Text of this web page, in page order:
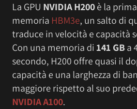
La GPU NVIDIA H200è la
memoria HBM3e, un salto di
traduce in velocità e capacità
Con una memoria di141 GBa
secondo, H200 offre quasi il
capacità e una larghezza di
maggiore rispetto al suo
NVIDIA A100.